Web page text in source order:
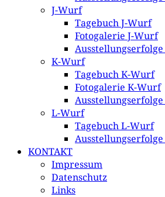
J-Wurf
Tagebuch J-Wurf
Fotogalerie J-Wurf
K-Wurf
Tagebuch K-Wurf
Fotogalerie K-Wurf
L-Wurf
Tagebuch L-Wurf
KONTAKT
Impressum
Datenschutz
Links